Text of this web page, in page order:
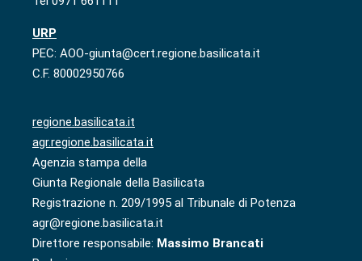
URP
PEC: AOO-giunta@cert.regione.basilicata.it
C.F. 80002950766
regione.basilicata.it
agr.regione.basilicata.it
Agenzia stampa della
Giunta Regionale della Basilicata
Registrazione n. 209/1995 al Tribunale di Potenza
agr@regione.basilicata.it
Direttore responsabile: Massimo Brancati